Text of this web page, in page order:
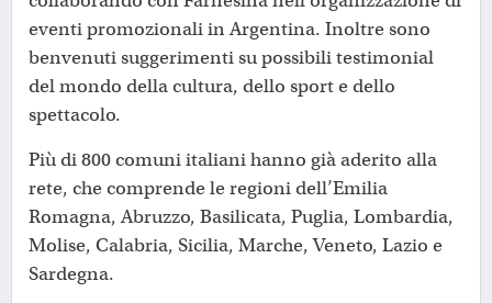
eventi promozionali in Argentina. Inoltre sono
benvenuti suggerimenti su possibili testimonial
del mondo della cultura, dello sport e dello
spettacolo.
Più di 800 comuni italiani hanno già aderito alla
rete, che comprende le regioni dell’Emilia
Romagna, Abruzzo, Basilicata, Puglia, Lombardia,
Molise, Calabria, Sicilia, Marche, Veneto, Lazio e
Sardegna.